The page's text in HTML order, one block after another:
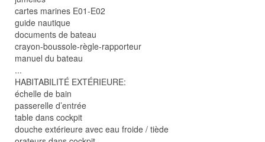
cartes marines E01-E02
guide nautique
documents de bateau
crayon-boussole-règle-rapporteur
manuel du bateau
...
HABITABILITÉ EXTÉRIEURE:
échelle de bain
passerelle d’entrée
table dans cockpit
douche extérieure avec eau froide / tiède